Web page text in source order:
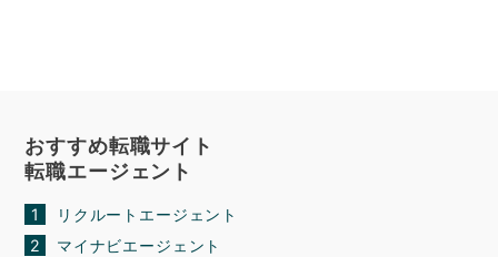
おすすめ転職サイト
転職エージェント
リクルートエージェント
マイナビエージェント